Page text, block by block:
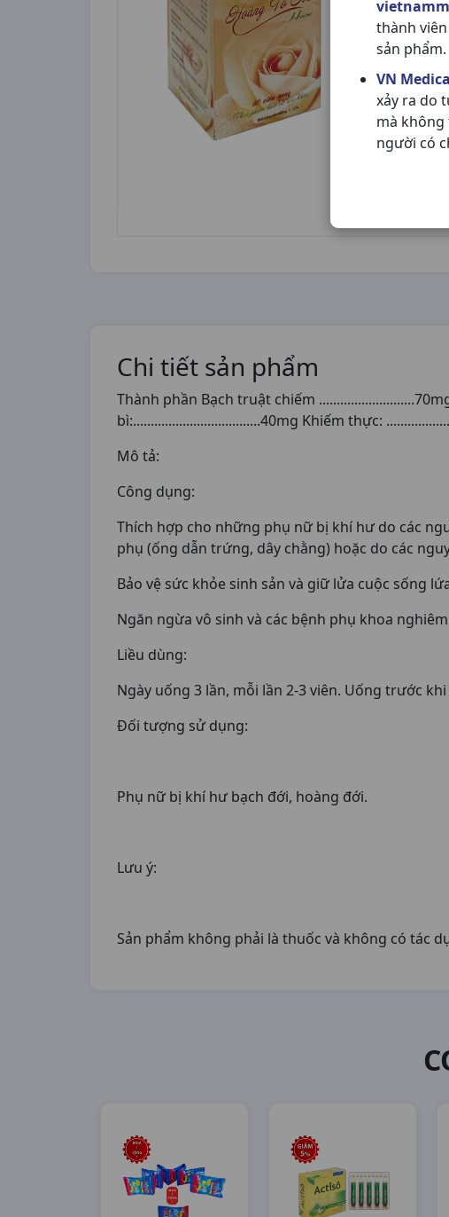
thành
sản phẩm.
VN
xảy ra do
mà không
người có
Chi tiết sản phẩm
Thành phần Bạch truật chiếm
bì:....................................40mg Khiếm thực:
Mô tả:
Công dụng:
Thích hợp cho những phụ nữ bị khí hư do các
phụ (ống dẫn trứng, dây chằng) hoặc do các
Bảo vệ sức khỏe sinh sản và giữ lửa cuộc sống
Ngăn ngừa vô sinh và các bệnh phụ khoa
Liều dùng:
Ngày uống 3 lần, mỗi lần 2-3 viên. Uống trước khi
Đối tượng sử dụng:
Phụ nữ bị khí hư bạch đới, hoàng đới.
Lưu ý:
Sản phẩm không phải là thuốc và không có tác